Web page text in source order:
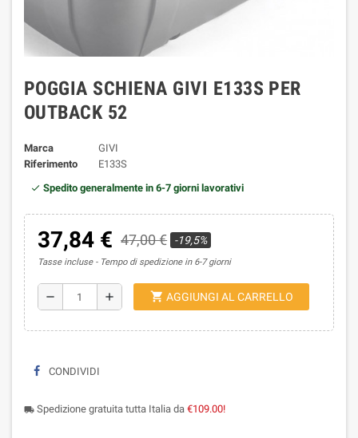
POGGIA SCHIENA GIVI E133S PER
OUTBACK 52
Marca
GIVI
Riferimento
E133S
Spedito generalmente in 6-7 giorni lavorativi
37,84 € 47,00 € -19,5%
Tasse incluse Tempo di spedizione in 6-7 giorni
remove add shopping_cart AGGIUNGI AL CARRELLO
CONDIVIDI
local_shipping Spedizione gratuita tutta Italia da €109.00!